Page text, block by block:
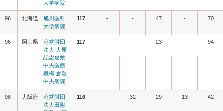
大学病院
96 北海道
旭川医科
大学病院
117 - - 47 - 70
96 岡山県
公益財団
法人 大原
記念倉敷
中央医療
機構 倉敷
中央病院
117 - - 23 - 94
98 大阪府
公益財団
法人田附
116 - 32 29 13 42